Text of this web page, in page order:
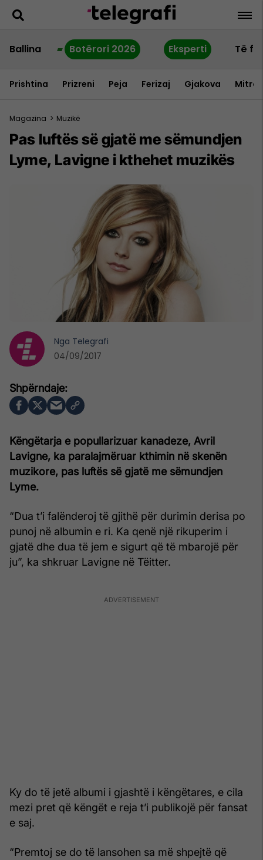
Ballina Botërori 2026 Eksperti Të
Prishtina Prizreni Peja Ferizaj Gjakova
Magazina > Muzikë
Pas luftës së gjatë me sëmundjen
Lyme, Lavigne i kthehet muzikës
Këngëtarja e popullarizuar kanadeze, Avril
Lavigne, ka paralajmëruar kthimin në skenën
muzikore, pas luftës së gjatë me sëmundjen
Lyme.
“Dua t’i falënderoj të gjithë për durimin derisa po
punoj në albumin e ri. Ka qenë një rikuperim i
gjatë dhe dua të jem e sigurt që të mbarojë për
ju”, ka shkruar Lavigne në Tëitter.
Ky do të jetë albumi i gjashtë i këngëtares, e cila
mezi pret që këngët e reja t’i publikojë për fansat
e saj.
“Premtoj se do të lansohen sa më shpejtë që
Nga Telegrafi
04/09/2017